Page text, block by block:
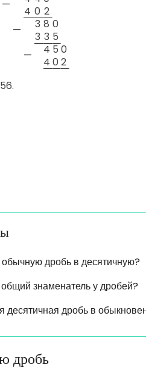
—
4 0 2
—
3 8 0
3 3 5
—
4 5 0
4 0 2
обычную дробь в десятичную?
знаменатель у дробей?
десятичная дробь в
дробь